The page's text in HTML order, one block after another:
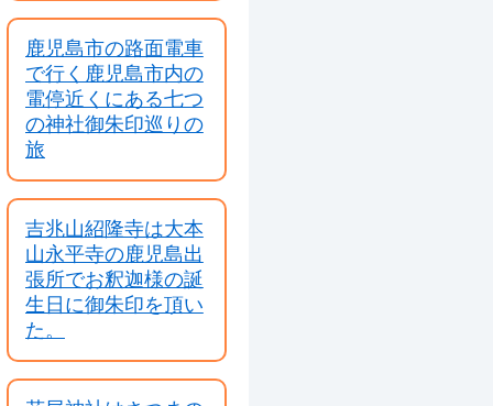
鹿児島市の路面電車
で行く鹿児島市内の
電停近くにある七つ
の神社御朱印巡りの
旅
吉兆山紹隆寺は大本
山永平寺の鹿児島出
張所でお釈迦様の誕
生日に御朱印を頂い
た。